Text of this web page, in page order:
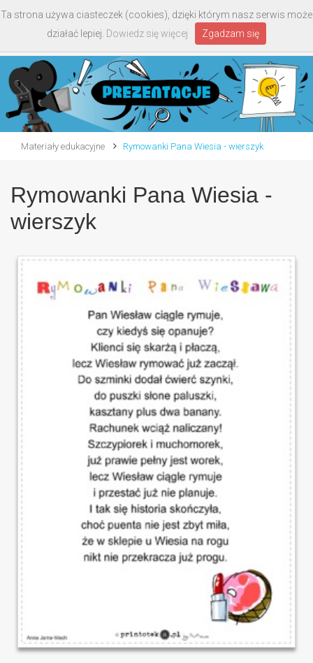
Materiały edukacyjne Rymowanki Pana Wiesia - wierszyk
Rymowanki Pana Wiesia -
wierszyk
Ta strona używa ciasteczek (cookies), dzięki którym nasz serwis może
działać lepiej. Dowiedz się więcej Zgadzam się